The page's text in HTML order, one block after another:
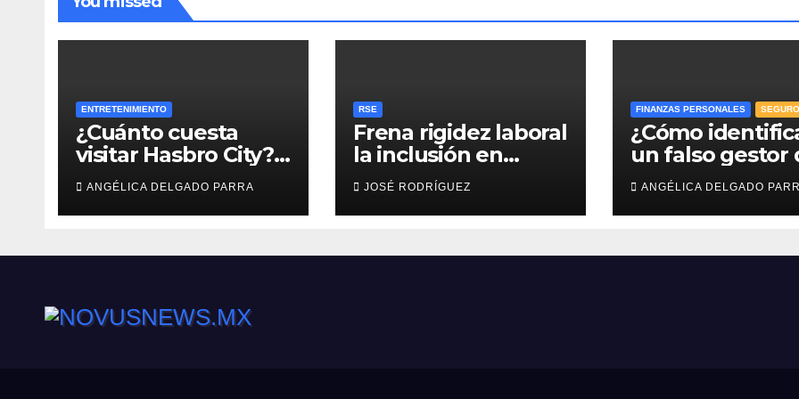
ENTRETENIMIENTO
¿Cuánto cuesta
visitar Hasbro City?
Precios, atracciones
y actividades de
Summer Fest
ANGÉLICA DELGADO PARRA
RSE
Frena rigidez laboral
la inclusión en
empresas: efr
JOSÉ RODRÍGUEZ
FINANZAS PERSONALES
¿Cómo
un falso gestor
Afore y proteger
ahorro para el
retiro?
ANGÉLICA DELGADO